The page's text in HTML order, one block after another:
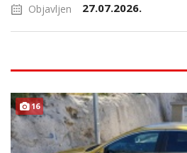
Objavljen 27.07.2026.
16